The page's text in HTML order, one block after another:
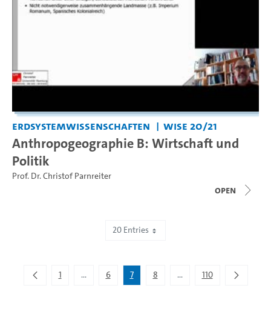
Erdsystemwissenschaften WiSe 20/21
Anthropogeographie B: Wirtschaft und
Politik
Prof. Dr. Christof Parnreiter
open
20 Entries
1 ...
Intermediate Pages Use TAB to navigate.
6 7 8 ...
Intermediate Pages Use
110